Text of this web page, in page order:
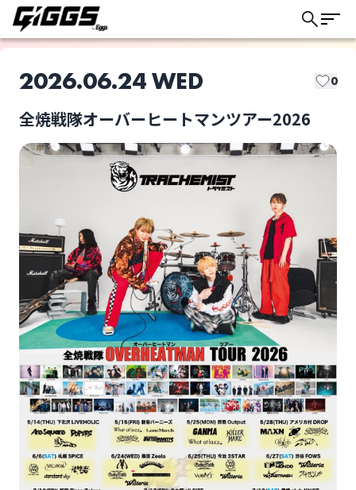
ライブ体験をもっと楽しく、もっと便利
に。
2026.06.24 WED 0
全焼戦隊オーバーヒートマンツアー2026
トラケミスト BabyFaith
Wisteria ANYDOUBT
AMAN Disconnect
Cendrillon
選択しない
このライブの取り置きは終了しました